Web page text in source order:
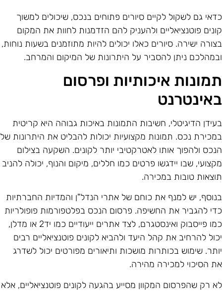
גם לשקול לקיים סיורים פתוחים בנכס, שיכולים למשוך
פוטנציאליים ולהעניק להם הזדמנות לחוות את המקום
ישירה. סיורים כאלו יכולים להיות מתוזמנים בשעות נוחות,
ניתן להסביר על היתרונות של המיקום והמרחב.
איכותיות ופרסום
הדיגיטלי, חשיבות התמונות באיכות גבוהה היא קריטית
נכס. תמונות מקצועיות יכולות להבליט את היתרונות של
ולהפוך אותו לאטרקטיבי יותר לקונים. השקעה בצילום
שבו יידגשו פרטים כמו חללים, מיקום והנוף, יכולה להניב
טובות במכירה.
יש למנף את כוחם של אתרי הנדל"ן והמדיות החברתיות
להגביר את החשיפה. פרסום הנכס בפלטפורמות פופולריות
כמו פייסבוק ואינסטגרם, לצד אתרים ייעודיים כמו יד2 או מדלן,
להרחיב את קהל היעד ולהביא לקונים פוטנציאליים רבים
שימוש בכותרות מושכות ותיאורים מפורטים יכול לשדרג
הסיכוי למכירה מהירה.
רק שהפרסום המקוון מסייע בהגעה לקונים פוטנציאליים, אלא